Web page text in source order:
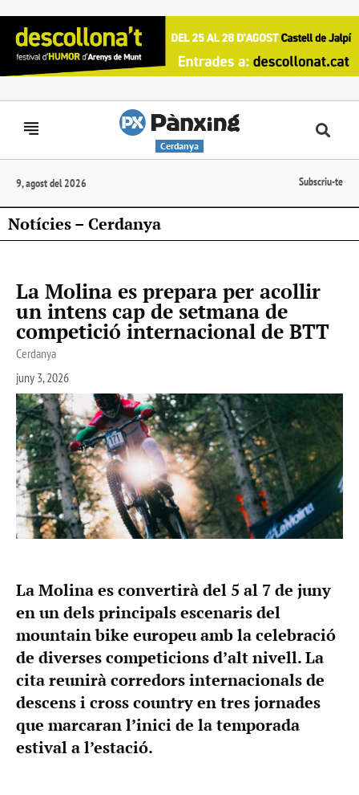
Cerdanya
9, agost del 2026 Subscriu-te
Notícies – Cerdanya
La Molina es prepara per acollir
un intens cap de setmana de
competició internacional de BTT
Cerdanya
juny 3, 2026
La Molina es convertirà del 5 al 7 de juny
en un dels principals escenaris del
mountain bike europeu amb la celebració
de diverses competicions d’alt nivell. La
cita reunirà corredors internacionals de
descens i cross country en tres jornades
que marcaran l’inici de la temporada
estival a l’estació.